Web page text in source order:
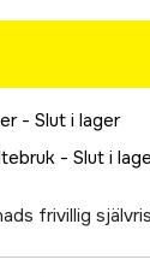
- Slut i lager
- Slut i
frivillig